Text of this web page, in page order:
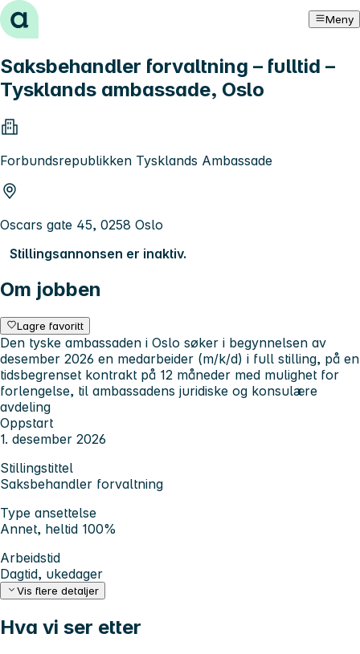
Hopp til innhold Meny
Saksbehandler forvaltning – fulltid –
Tysklands ambassade, Oslo
Forbundsrepublikken Tysklands Ambassade
Oscars gate 45, 0258 Oslo
Stillingsannonsen er inaktiv.
Om jobben
Lagre favoritt
Den tyske ambassaden i Oslo søker i begynnelsen av
desember 2026 en medarbeider (m/k/d) i full stilling, på en
tidsbegrenset kontrakt på 12 måneder med mulighet for
forlengelse, til ambassadens juridiske og konsulære
avdeling
Oppstart
1. desember 2026
Stillingstittel
Saksbehandler forvaltning
Type ansettelse
Annet, heltid 100%
Arbeidstid
Dagtid, ukedager
Vis flere detaljer
Hva vi ser etter